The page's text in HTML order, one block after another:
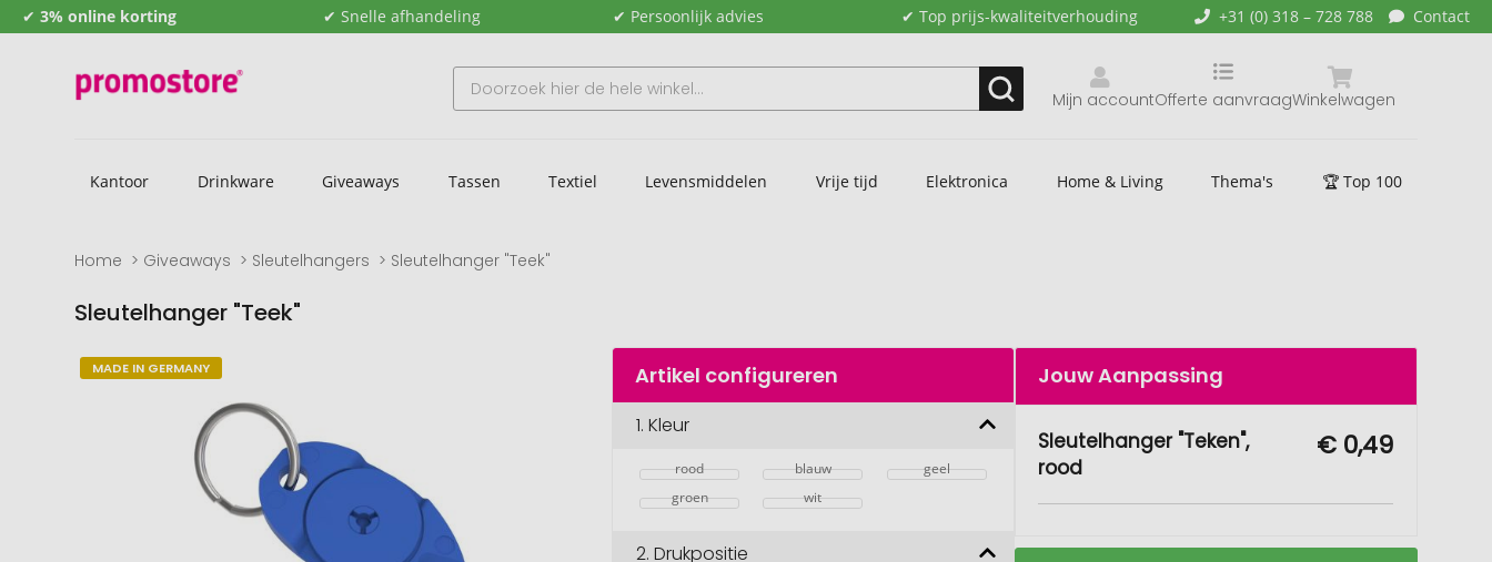
✔ 3% online korting ✔ Snelle afhandeling ✔ Persoonlijk advies ✔ Top prijs-kwaliteitverhouding +31 (0) 318 – 728 788 Contact
Mijn account Winkelwagen
Offerte aanvraag
Kantoor Drinkware Giveaways Tassen Textiel Levensmiddelen Vrije tijd Elektronica Home & Living Thema's 🏆 Top 100
Home Giveaways Sleutelhangers Sleutelhanger "Teek"
Sleutelhanger "Teek"
Naar
het
afbeeldingengalerij
Naar
het
afbeeldingengalerij
MADE IN GERMANY Artikel configureren
1.Kleur
rood blauw
geel
groen
wit
2.Drukpositie
Jouw Aanpassing
Sleutelhanger "Teken",
rood
€ 0,49
Sleutelhanger
Op